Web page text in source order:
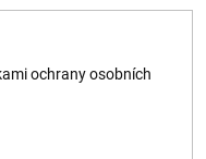
ochrany osobních